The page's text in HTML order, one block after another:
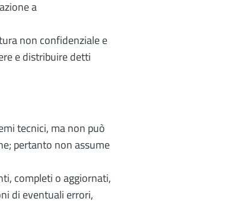
a
non confidenziale e
e distribuire detti
tecnici, ma non può
pertanto non assume
completi o aggiornati,
di eventuali errori,